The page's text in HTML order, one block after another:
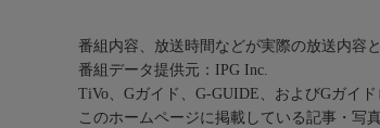
番組内容、放送時間などが実際の放送内容
番組データ提供元：IPG Inc.
TiVo、Gガイド、G-GUIDE、およびGガイ
このホームページに掲載している記事・写